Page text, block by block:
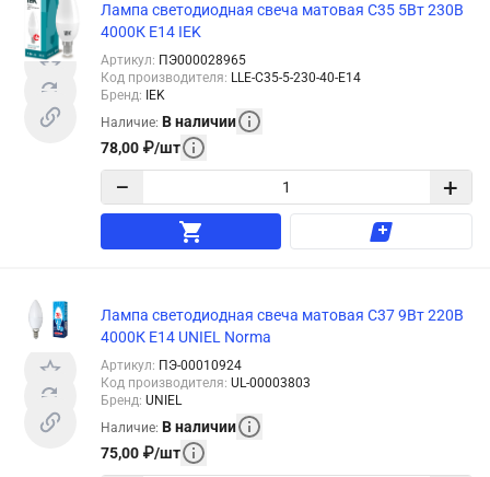
Лампа светодиодная свеча матовая C35 5Вт 230В
4000К E14 IEK
Артикул: ПЭ000028965
Код производителя: LLE-C35-5-230-40-E14
Бренд:
IEK
Наличие: В наличии
78,00 ₽/шт
− +
Лампа светодиодная свеча матовая C37 9Вт 220В
4000К E14 UNIEL Norma
Артикул: ПЭ-00010924
Код производителя: UL-00003803
Бренд: UNIEL
Наличие: В наличии
75,00 ₽/шт